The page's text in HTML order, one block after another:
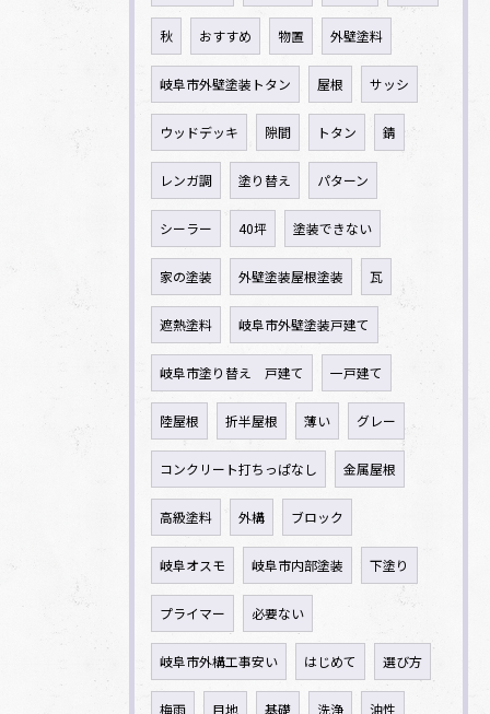
秋 おすすめ 物置 外壁塗料
岐阜市外壁塗装トタン 屋根 サッシ
ウッドデッキ 隙間 トタン 錆
レンガ調 塗り替え パターン
シーラー 40坪 塗装できない
家の塗装 外壁塗装屋根塗装 瓦
遮熱塗料 岐阜市外壁塗装戸建て
岐阜市塗り替え 戸建て 一戸建て
陸屋根 折半屋根 薄い グレー
コンクリート打ちっぱなし 金属屋根
高級塗料 外構 ブロック
岐阜オスモ 岐阜市内部塗装 下塗り
プライマー 必要ない
岐阜市外構工事安い はじめて 選び方
梅雨 目地 基礎 洗浄 油性